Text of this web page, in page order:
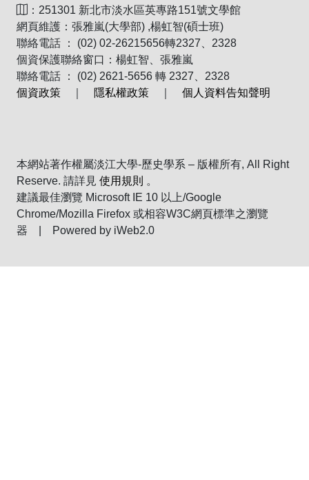
：251301 新北市淡水區英專路151號文學館
網頁維護：張雅嵐(大學部) ,楊虹智(碩士班)
聯絡電話 ： (02) 02-26215656轉2327、2328
個資保護聯絡窗口：楊虹智、張雅嵐
聯絡電話 ： (02) 2621-5656 轉 2327、2328
個資政策
隱私權政策 個人資料告知聲明
本網站著作權屬淡江大學-歷史學系 – 版權所有, All Right
Reserve. 請詳見 使用規則 。
建議最佳瀏覽 Microsoft IE 10 以上/Google
Chrome/Mozilla Firefox 或相容W3C網頁標準之瀏覽
器 | Powered by iWeb2.0